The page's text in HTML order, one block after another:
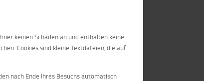
keinen Schaden an und enthalten keine
Cookies sind kleine Textdateien, die auf
nach Ende Ihres Besuchs automatisch